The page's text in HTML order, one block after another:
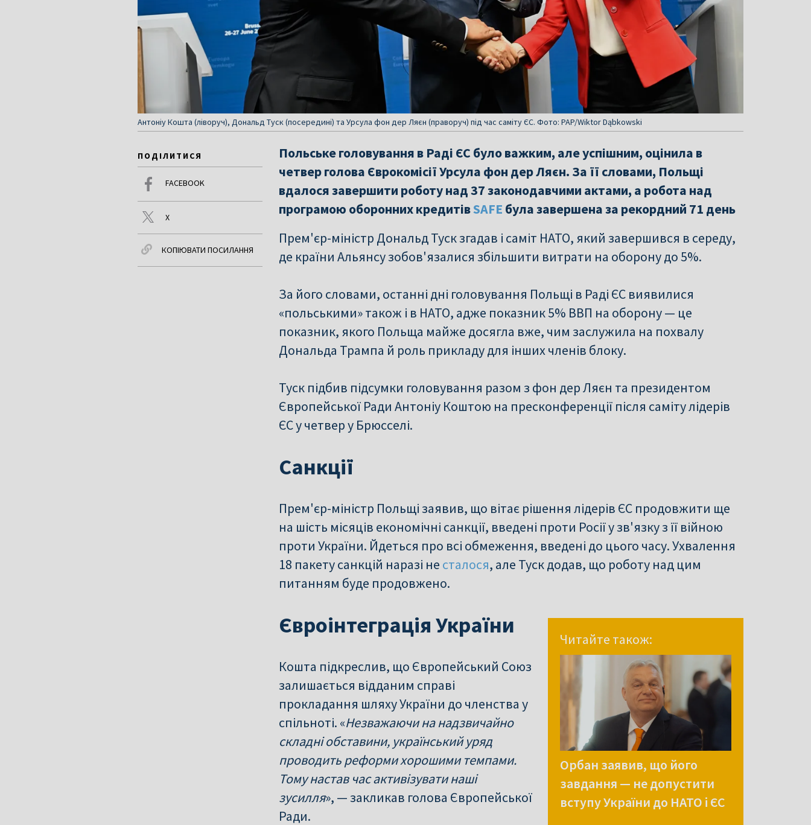
Антоніу Кошта (ліворуч), Дональд Туск (посередині) та Урсула фон дер Ляєн (праворуч) під час саміту ЄС. Фото: PAP/Wiktor Dąbkowski
ПОДІЛИТИСЯ
FACEBOOK
X
КОПІЮВАТИ ПОСИЛАННЯ
Польське головування в Раді ЄС було важким, але успішним, оцінила в
четвер голова Єврокомісії Урсула фон дер Ляєн. За її словами, Польщі
вдалося завершити роботу над 37 законодавчими актами, а робота над
програмою оборонних кредитівSAFE була завершена за рекордний 71 день
Прем'єр-міністр Дональд Туск згадав і саміт НАТО, який завершився в середу,
де країни Альянсу зобов'язалися збільшити витрати на оборону до 5%.
За його словами, останні дні головування Польщі в Раді ЄС виявилися
«польськими» також і в НАТО, адже показник 5% ВВП на оборону — це
показник, якого Польща майже досягла вже, чим заслужила на похвалу
Дональда Трампа й роль прикладу для інших членів блоку.
Туск підбив підсумки головування разом з фон дер Ляєн та президентом
Європейської Ради Антоніу Коштою на пресконференції після саміту лідерів
ЄС у четвер у Брюсселі.
Санкції
Прем'єр-міністр Польщі заявив, що вітає рішення лідерів ЄС продовжити ще
на шість місяців економічні санкції, введені проти Росії у зв'язку з її війною
проти України. Йдеться про всі обмеження, введені до цього часу. Ухвалення
18 пакету санкцій наразі не сталося, але Туск додав, що роботу над цим
питанням буде продовжено.
Читайте також:
Орбан заявив, що його
завдання — не допустити
вступу України до НАТО і ЄС
Євроінтеграція України
Кошта підкреслив, що Європейський Союз
залишається відданим справі
прокладання шляху України до членства у
спільноті. «Незважаючи на надзвичайно
складні обставини, український уряд
проводить реформи хорошими темпами.
Тому настав час активізувати наші
зусилля», — закликав голова Європейської
Ради.